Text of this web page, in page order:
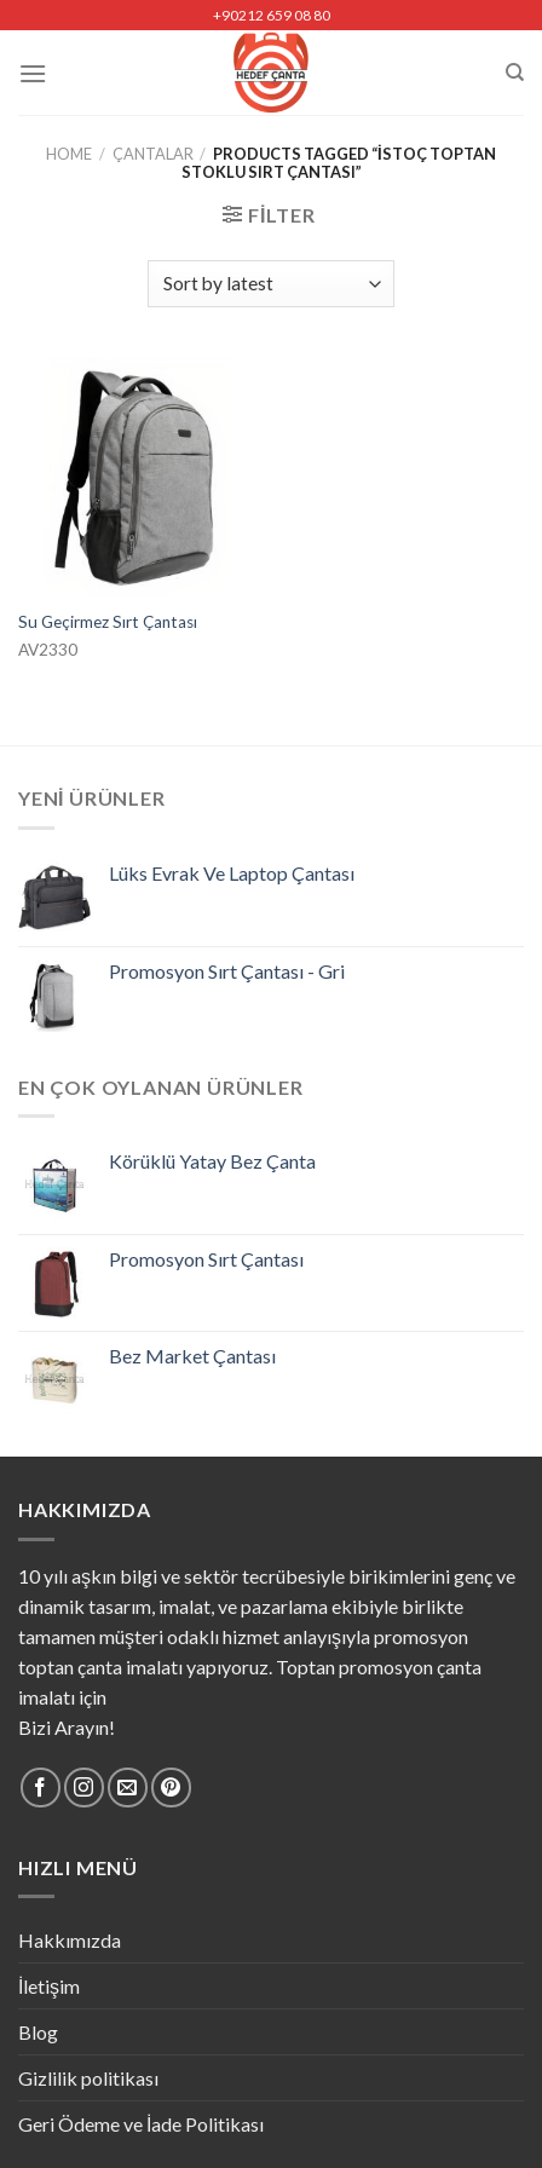
content
+90212 659 08 80
HOME / ÇANTALAR / PRODUCTS TAGGED “ISTOÇ TOPTAN
STOKLU SIRT ÇANTASI”
FILTER
Su Geçirmez Sırt Çantası
AV2330
YENI ÜRÜNLER
Lüks Evrak Ve Laptop Çantası
Promosyon Sırt Çantası - Gri
EN ÇOK OYLANAN ÜRÜNLER
Körüklü Yatay Bez Çanta
Promosyon Sırt Çantası
Bez Market Çantası
HAKKIMIZDA
10 yılı aşkın bilgi ve sektör tecrübesiyle birikimlerini genç ve
dinamik tasarım, imalat, ve pazarlama ekibiyle birlikte
tamamen müşteri odaklı hizmet anlayışıyla promosyon
toptan çanta imalatı yapıyoruz. Toptan promosyon çanta
imalatı için
Bizi Arayın!
HIZLI MENÜ
Hakkımızda
İletişim
Blog
Gizlilik politikası
Geri Ödeme ve İade Politikası